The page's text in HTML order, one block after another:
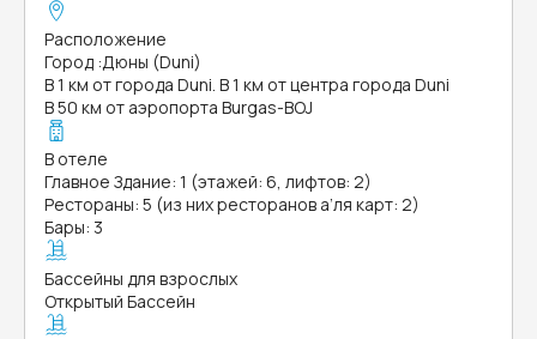
Расположение
Город :Дюны (Duni)
В 1 км от города Duni. В 1 км от центра города Duni
В 50 км от аэропорта Burgas-BOJ
В отеле
Главное Здание: 1 (этажей: 6, лифтов: 2)
Рестораны: 5 (из них ресторанов а’ля карт: 2)
Бары: 3
Бассейны для взрослых
Открытый Бассейн